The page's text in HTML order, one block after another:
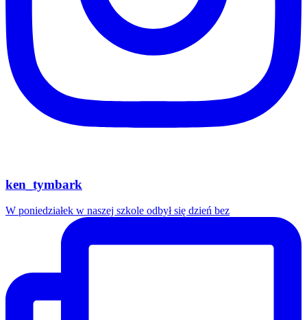
ken_tymbark
W poniedziałek w naszej szkole odbył się dzień bez